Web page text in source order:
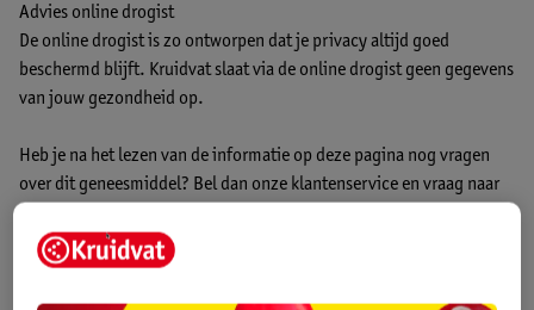
Advies online drogist
De online drogist is zo ontworpen dat je privacy altijd goed
beschermd blijft. Kruidvat slaat via de online drogist geen gegevens
van jouw gezondheid op.
Heb je na het lezen van de informatie op deze pagina nog vragen
over dit geneesmiddel? Bel dan onze klantenservice en vraag naar
telefoonnummer 0318 798 000 (tegen lokaal tarief). Wij zijn
telefonisch bereikbaar van maandag t/m vrijdag van 9.30 uur tot
17.30 uur en zaterdag van 13.00 uur tot 17.00 uur. Op zon- en